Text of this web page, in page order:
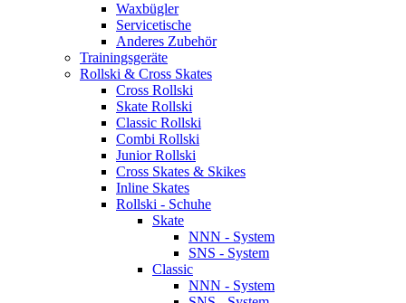
Waxbügler
Servicetische
Anderes Zubehör
Trainingsgeräte
Rollski & Cross Skates
Cross Rollski
Skate Rollski
Classic Rollski
Combi Rollski
Junior Rollski
Cross Skates & Skikes
Inline Skates
Rollski - Schuhe
Skate
NNN - System
SNS - System
Classic
NNN - System